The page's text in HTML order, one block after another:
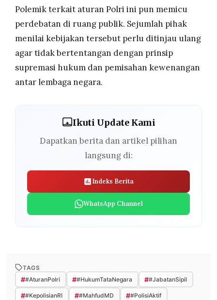
Polemik terkait aturan Polri ini pun memicu
perdebatan di ruang publik. Sejumlah pihak
menilai kebijakan tersebut perlu ditinjau ulang
agar tidak bertentangan dengan prinsip
supremasi hukum dan pemisahan kewenangan
antar lembaga negara.
Ikuti Update Kami
Dapatkan berita dan artikel pilihan
langsung di:
Indeks Berita
WhatsApp Channel
TAGS
##AturanPolri ##HukumTataNegara ##JabatanSipil
##KepolisianRI ##MahfudMD ##PolisiAktif